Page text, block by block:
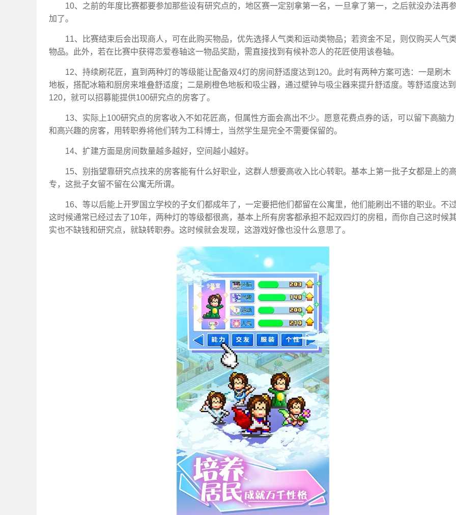
10、之前的年度比赛都要参加那些设有研究点的，地区赛一定别拿第一名，一旦拿了第一，之后就没办法再
加了。
11、比赛结束后会出现商人，可在此购买物品，优先选择人气类和运动类物品；若资金不足，则仅购买人气
物品。此外，若在比赛中获得恋爱卷轴这一物品奖励，需直接找到有候补恋人的花匠使用该卷轴。
12、持续刷花匠，直到两种灯的等级能让配备双4灯的房间舒适度达到120。此时有两种方案可选：一是刷木
地板，搭配冰箱和厨房来堆叠舒适度；二是刷橙色地板和吸尘器，通过壁钟与吸尘器来提升舒适度。等舒适度达到
120，就可以招募能提供100研究点的房客了。
13、实际上100研究点的房客收入不如花匠高，但属性方面会高出不少。愿意花费点券的话，可以留下高脑力
和高兴趣的房客，用转职券将他们转为工科博士，当然学生是完全不需要保留的。
14、扩建方面是房间数量越多越好，空间越小越好。
15、别指望靠研究点找来的房客能有什么好职业，这群人想要高收入比心转职。基本上第一批子女都是上的
专，这批子女留不留在公寓无所谓。
16、等以后能上开罗国立学校的子女们都成年了，一定要把他们都留在公寓里，他们能刷出不错的职业。不
这时候通常已经过去了10年，两种灯的等级都很高，基本上所有房客都承担不起双四灯的房租，而你自己这时候
实也不缺钱和研究点，就缺转职券。这时候就会发现，这游戏好像也没什么意思了。